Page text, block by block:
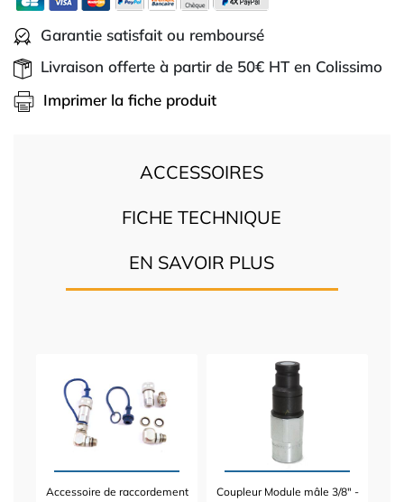
Garantie satisfait ou remboursé
Livraison offerte à partir de 50€ HT en Colissimo
Imprimer la fiche produit
ACCESSOIRES
FICHE TECHNIQUE
EN SAVOIR PLUS
Accessoire de raccordement
Coupleur Module mâle 3/8" -